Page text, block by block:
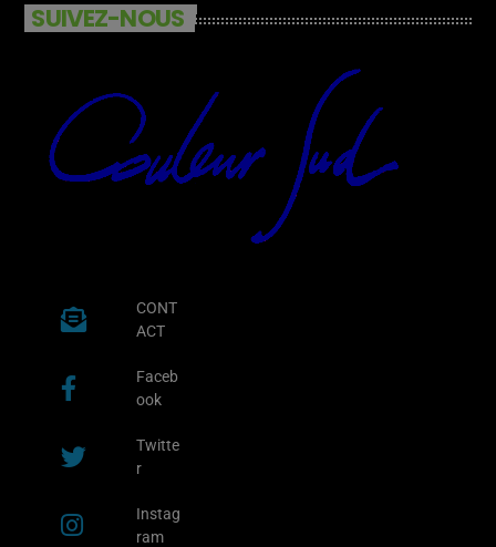
SUIVEZ-NOUS
CONT
ACT
Faceb
ook
Twitte
r
Instag
ram